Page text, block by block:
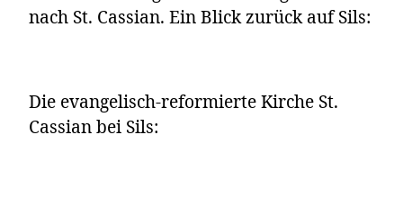
nach St. Cassian. Ein Blick zurück auf Sils:
Die evangelisch-reformierte Kirche St.
Cassian bei Sils: